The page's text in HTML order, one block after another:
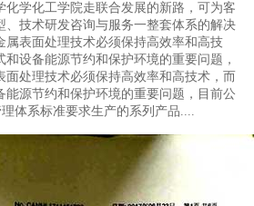
化学化工学院走联合发展的新路，可为客
、技术研发咨询与服务一整套体系的解决
属表面处理技术必须保持高效率和高技
设备能源节约和保护环境的重要问题，
面处理技术必须保持高效率和高技术，而
能源节约和保护环境的重要问题，目前公
体系标准要求生产的系列产品....